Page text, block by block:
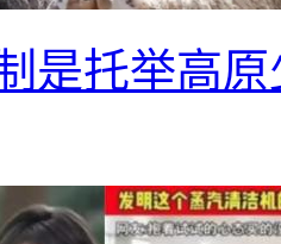
是托举高